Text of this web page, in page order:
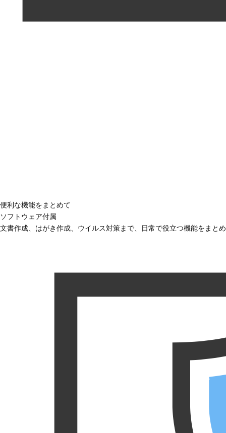
便利な機能をまとめて
ソフトウェア付属
文書作成、はがき作成、ウイルス対策まで、日常で役立つ機能をまと